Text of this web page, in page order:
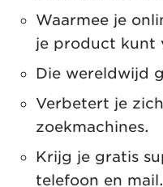
Waarmee je
je product kunt
Die wereldwijd
Verbetert je
zoekmachines.
Krijg je gratis
telefoon en mail.